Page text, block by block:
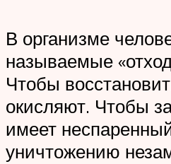
В организме
называемые
Чтобы
окисляют. Чтобы
имеет
уничтожению